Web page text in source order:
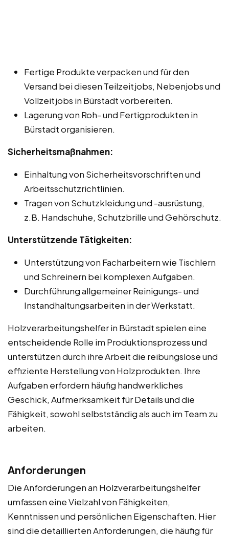
Fertige Produkte verpacken und für den
Versand bei diesen Teilzeitjobs, Nebenjobs und
Vollzeitjobs in Bürstadt vorbereiten.
Lagerung von Roh- und Fertigprodukten in
Bürstadt organisieren.
Sicherheitsmaßnahmen:
Einhaltung von Sicherheitsvorschriften und
Arbeitsschutzrichtlinien.
Tragen von Schutzkleidung und -ausrüstung,
z.B. Handschuhe, Schutzbrille und Gehörschutz.
Unterstützende Tätigkeiten:
Unterstützung von Facharbeitern wie Tischlern
und Schreinern bei komplexen Aufgaben.
Durchführung allgemeiner Reinigungs- und
Instandhaltungsarbeiten in der Werkstatt.
Holzverarbeitungshelfer in Bürstadt spielen eine
entscheidende Rolle im Produktionsprozess und
unterstützen durch ihre Arbeit die reibungslose und
effiziente Herstellung von Holzprodukten. Ihre
Aufgaben erfordern häufig handwerkliches
Geschick, Aufmerksamkeit für Details und die
Fähigkeit, sowohl selbstständig als auch im Team zu
arbeiten.
Anforderungen
Die Anforderungen an Holzverarbeitungshelfer
umfassen eine Vielzahl von Fähigkeiten,
Kenntnissen und persönlichen Eigenschaften. Hier
sind die detaillierten Anforderungen, die häufig für